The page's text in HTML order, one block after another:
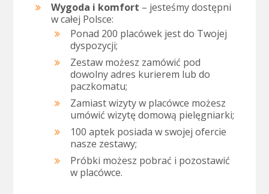
Wygoda i komfort – jesteśmy dostępni
w całej Polsce:
Ponad 200 placówek jest do Twojej
dyspozycji;
Zestaw możesz zamówić pod
dowolny adres kurierem lub do
paczkomatu;
Zamiast wizyty w placówce możesz
umówić wizytę domową pielęgniarki;
100 aptek posiada w swojej ofercie
nasze zestawy;
Próbki możesz pobrać i pozostawić
w placówce.